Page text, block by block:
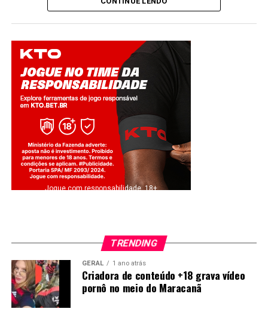
Jogue com responsabilidade. 18+
TRENDING
GERAL 1 ano atrás
Criadora de conteúdo +18 grava vídeo
pornô no meio do Maracanã